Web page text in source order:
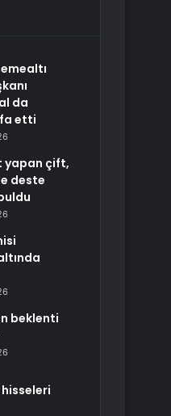
da
etti
yapan çift,
deste
beklenti